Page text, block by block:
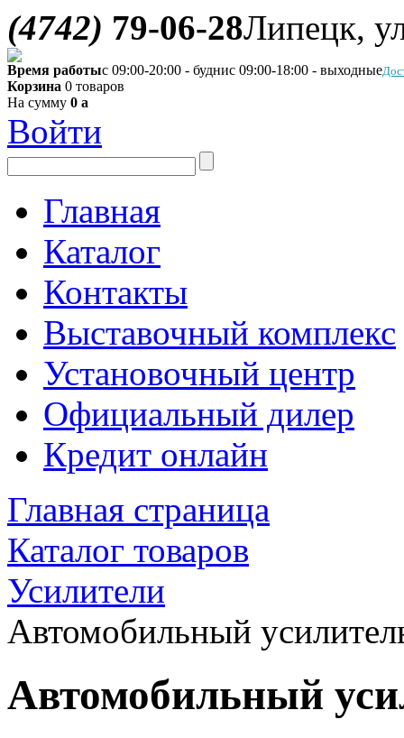
(4742) 79-06-28Липецк,
Время работыс 09:00-20:00 - буднис 09:00-18:00 - выходные
Корзина 0 товаров
На сумму 0 a
Войти
Главная
Каталог
Контакты
Выставочный комплекс
Установочный центр
Официальный дилер
Кредит онлайн
Главная страница
Каталог товаров
Усилители
Автомобильный
Автомобильный